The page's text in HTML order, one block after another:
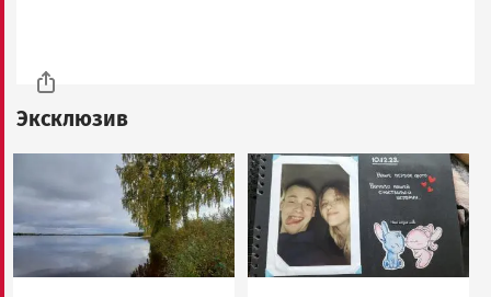
Эксклюзив
Image